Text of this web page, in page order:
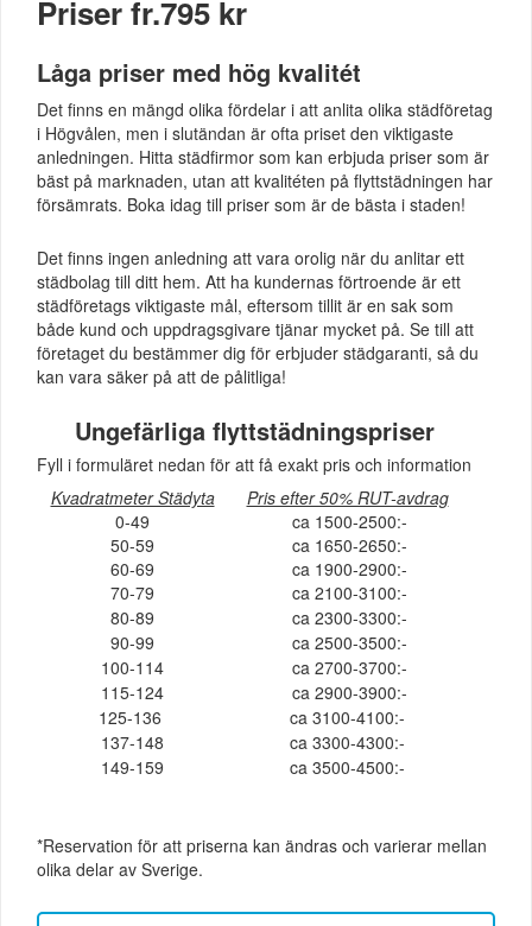
Priser fr.795 kr
Låga priser med hög kvalitét
Det finns en mängd olika fördelar i att anlita olika städföretag
i Högvålen, men i slutändan är ofta priset den viktigaste
anledningen. Hitta städfirmor som kan erbjuda priser som är
bäst på marknaden, utan att kvalitéten på flyttstädningen har
försämrats. Boka idag till priser som är de bästa i staden!
Det finns ingen anledning att vara orolig när du anlitar ett
städbolag till ditt hem. Att ha kundernas förtroende är ett
städföretags viktigaste mål, eftersom tillit är en sak som
både kund och uppdragsgivare tjänar mycket på. Se till att
företaget du bestämmer dig för erbjuder städgaranti, så du
kan vara säker på att de pålitliga!
Ungefärliga flyttstädningspriser
Fyll i formuläret nedan för att få exakt pris och information
Kvadratmeter Städyta
Pris efter 50% RUT-avdrag
0-49
ca 1500-2500:-
50-59
ca 1650-2650:-
60-69
ca 1900-2900:-
70-79
ca 2100-3100:-
80-89
ca 2300-3300:-
90-99
ca 2500-3500:-
100-114
ca 2700-3700:-
115-124
ca 2900-3900:-
125-136
ca 3100-4100:-
137-148
ca 3300-4300:-
149-159
ca 3500-4500:-
*Reservation för att priserna kan ändras och varierar mellan
olika delar av Sverige.